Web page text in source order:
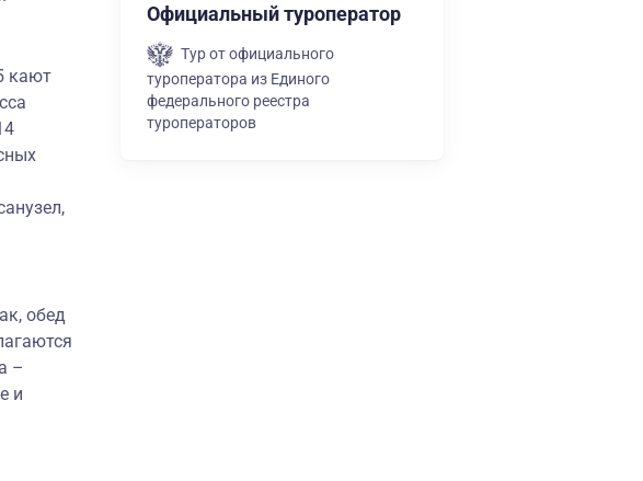
кают
обед
–
и
Официальный туроператор
Тур от официального
туроператора из Единого
федерального реестра
туроператоров